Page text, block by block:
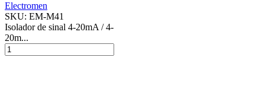
Electromen
SKU: EM-M41
Isolador de sinal 4-20mA / 4-
20m...